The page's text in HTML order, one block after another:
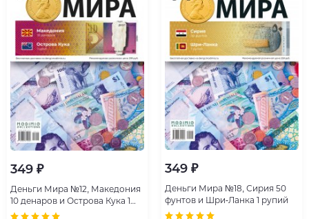
349 ₽
Деньги Мира №12, Македония
10 денаров и Острова Кука 1
цент
349 ₽
Деньги Мира №18, Сирия 50
фунтов и Шри-Ланка 1 рупий